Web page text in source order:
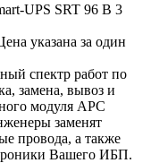
UPS SRT 96 В 3
указана за один
спектр работ по
замена, вывоз и
модуля APC
заменят
провода, а также
Вашего ИБП.